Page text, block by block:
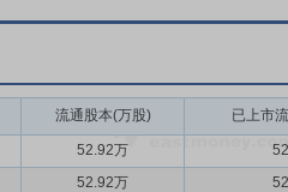
流通股本(万股) 已上市
52.92万
52.92万